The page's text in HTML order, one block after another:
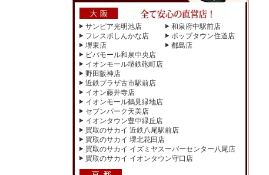
サンピア光明池店
フレスポしんかな店
堺東店
和泉府中駅前店
ポップタウン住道店
都島店
ビバモール和泉中央店
イオンモール堺鉄砲町店
野田阪神店
近鉄プラザ古市駅前店
イオン藤井寺店
イオンモール鶴見緑地店
セブンパーク天美店
イオンタウン豊中緑丘店
買取のサカイ 近鉄八尾駅前店
買取のサカイ 堺北花田店
買取のサカイ イズミヤスーパーセンター八尾店
買取のサカイ イオンタウン守口店